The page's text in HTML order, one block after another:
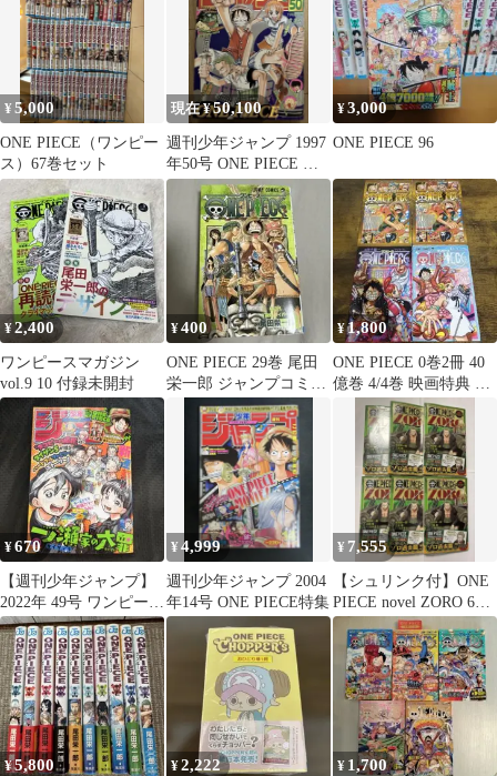
¥5,000
ONE PIECE（ワンピー
ス）67巻セット
現在 ¥50,100
週刊少年ジャンプ 1997
年50号 ONE PIECE 第
16話
¥3,000
ONE PIECE 96
¥2,400
ワンピースマガジン
vol.9 10 付録未開封
¥400
ONE PIECE 29巻 尾田
栄一郎 ジャンプコミッ
¥1,800
ONE PIECE 0巻2冊 40
億巻 4/4巻 映画特典 4
冊セット
¥670
【週刊少年ジャンプ】
2022年 49号 ワンピース
親子ステッカー付録付
き
¥4,999
週刊少年ジャンプ 2004
年14号 ONE PIECE特集
¥ 7,555
【シュリンク付】ONE
PIECE novel ZORO 6冊
セット
¥5,800 ¥2,222 ¥ 1,700